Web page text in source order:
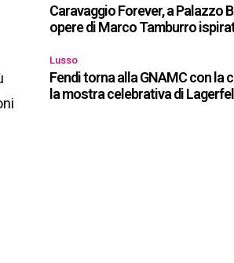
Caravaggio Forever, a Palazzo
opere di Marco Tamburro
Lusso
Fendi torna alla GNAMC con la
la mostra celebrativa di